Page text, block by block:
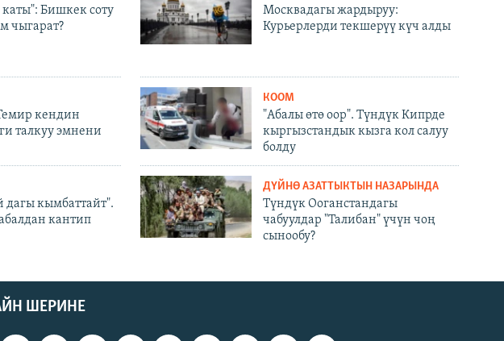
Бишкек соту
чыгарат?
Москвадагы жардыруу:
Курьерлерди текшерүү күч алды
кендин
талкуу эмнени
КООМ
"Абалы өтө оор". Түндүк Кипрде
кыргызстандык кызга кол салуу
болду
дагы кымбаттайт".
кантип
ДҮЙНӨ АЗАТТЫКТЫН НАЗАРЫНДА
Түндүк Ооганстандагы
чабуулдар "Талибан" үчүн чоң
сынообу?
ШЕРИНЕ